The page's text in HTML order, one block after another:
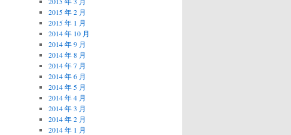
2015 年 2 月
2015 年 1 月
2014 年 10 月
2014 年 9 月
2014 年 8 月
2014 年 7 月
2014 年 6 月
2014 年 5 月
2014 年 4 月
2014 年 3 月
2014 年 2 月
2014 年 1 月